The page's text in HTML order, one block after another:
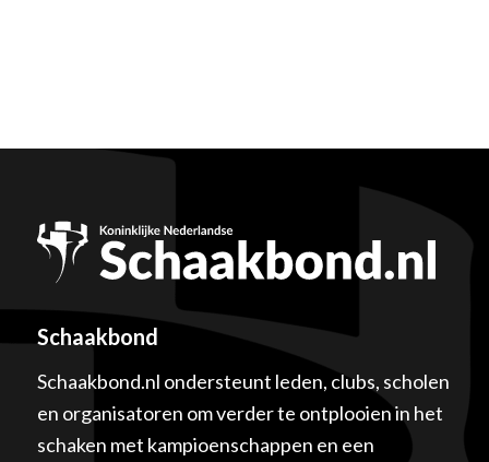
Schaakbond
Schaakbond.nl ondersteunt leden, clubs, scholen
en organisatoren om verder te ontplooien in het
schaken met kampioenschappen en een